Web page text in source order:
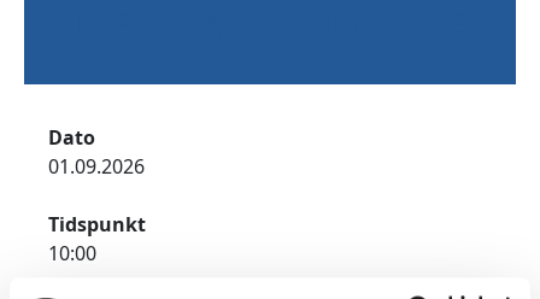
Dato
01.09.2026
Tidspunkt
10:00